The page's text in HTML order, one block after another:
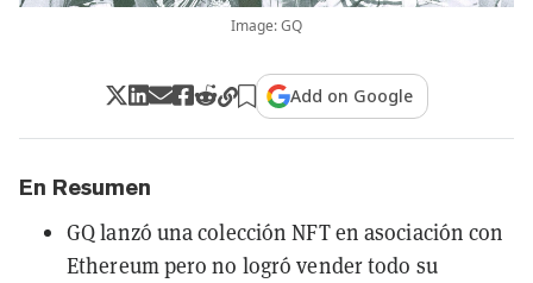
Image: GQ
Add on Google
En Resumen
GQ lanzó una colección NFT en asociación con
Ethereum pero no logró vender todo su